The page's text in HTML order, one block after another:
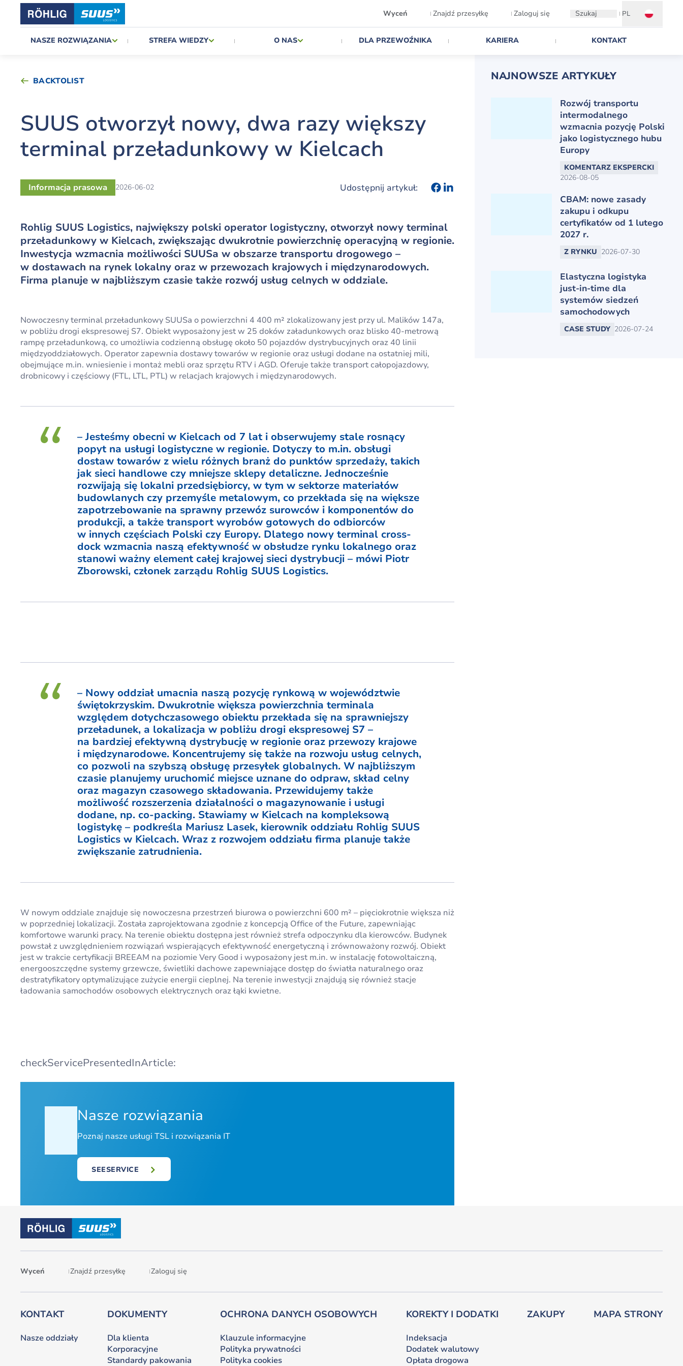
Wyceń Znajdź przesyłkę Zaloguj się Szukaj PL
NASZE ROZWIĄZANIA STREFA WIEDZY O NAS DLA PRZEWOŹNIKA KARIERA KONTAKT
BACKTOLIST
SUUS otworzył nowy, dwa razy większy
terminal przeładunkowy w Kielcach
Informacja prasowa 2026-06-02 Udostępnij artykuł:
Rohlig SUUS Logistics, największy polski operator logistyczny, otworzył nowy terminal
przeładunkowy w Kielcach, zwiększając dwukrotnie powierzchnię operacyjną w regionie.
Inwestycja wzmacnia możliwości SUUSa w obszarze transportu drogowego –
w dostawach na rynek lokalny oraz w przewozach krajowych i międzynarodowych.
Firma planuje w najbliższym czasie także rozwój usług celnych w oddziale.
Nowoczesny terminal przeładunkowy SUUSa o powierzchni 4 400 m² zlokalizowany jest przy ul. Malików 147a,
w pobliżu drogi ekspresowej S7. Obiekt wyposażony jest w 25 doków załadunkowych oraz blisko 40-metrową
rampę przeładunkową, co umożliwia codzienną obsługę około 50 pojazdów dystrybucyjnych oraz 40 linii
międzyoddziałowych. Operator zapewnia dostawy towarów w regionie oraz usługi dodane na ostatniej mili,
obejmujące m.in. wniesienie i montaż mebli oraz sprzętu RTV i AGD. Oferuje także transport całopojazdowy,
drobnicowy i częściowy (FTL, LTL, PTL) w relacjach krajowych i międzynarodowych.
– Jesteśmy obecni w Kielcach od 7 lat i obserwujemy stale rosnący
popyt na usługi logistyczne w regionie. Dotyczy to m.in. obsługi
dostaw towarów z wielu różnych branż do punktów sprzedaży, takich
jak sieci handlowe czy mniejsze sklepy detaliczne. Jednocześnie
rozwijają się lokalni przedsiębiorcy, w tym w sektorze materiałów
budowlanych czy przemyśle metalowym, co przekłada się na większe
zapotrzebowanie na sprawny przewóz surowców i komponentów do
produkcji, a także transport wyrobów gotowych do odbiorców
w innych częściach Polski czy Europy. Dlatego nowy terminal cross-
dock wzmacnia naszą efektywność w obsłudze rynku lokalnego oraz
stanowi ważny element całej krajowej sieci dystrybucji – mówi Piotr
Zborowski, członek zarządu Rohlig SUUS Logistics.
– Nowy oddział umacnia naszą pozycję rynkową w województwie
świętokrzyskim. Dwukrotnie większa powierzchnia terminala
względem dotychczasowego obiektu przekłada się na sprawniejszy
przeładunek, a lokalizacja w pobliżu drogi ekspresowej S7 –
na bardziej efektywną dystrybucję w regionie oraz przewozy krajowe
i międzynarodowe. Koncentrujemy się także na rozwoju usług celnych,
co pozwoli na szybszą obsługę przesyłek globalnych. W najbliższym
czasie planujemy uruchomić miejsce uznane do odpraw, skład celny
oraz magazyn czasowego składowania. Przewidujemy także
możliwość rozszerzenia działalności o magazynowanie i usługi
dodane, np. co-packing. Stawiamy w Kielcach na kompleksową
logistykę – podkreśla Mariusz Lasek, kierownik oddziału Rohlig SUUS
Logistics w Kielcach. Wraz z rozwojem oddziału firma planuje także
zwiększanie zatrudnienia.
W nowym oddziale znajduje się nowoczesna przestrzeń biurowa o powierzchni 600 m² – pięciokrotnie większa niż
w poprzedniej lokalizacji. Została zaprojektowana zgodnie z koncepcją Office of the Future, zapewniając
komfortowe warunki pracy. Na terenie obiektu dostępna jest również strefa odpoczynku dla kierowców. Budynek
powstał z uwzględnieniem rozwiązań wspierających efektywność energetyczną i zrównoważony rozwój. Obiekt
jest w trakcie certyfikacji BREEAM na poziomie Very Good i wyposażony jest m.in. w instalację fotowoltaiczną,
energooszczędne systemy grzewcze, świetliki dachowe zapewniające dostęp do światła naturalnego oraz
destratyfikatory optymalizujące zużycie energii cieplnej. Na terenie inwestycji znajdują się również stacje
ładowania samochodów osobowych elektrycznych oraz łąki kwietne.
checkServicePresentedInArticle:
Nasze rozwiązania
Poznaj nasze usługi TSL i rozwiązania IT
SEESERVICE
NAJNOWSZE ARTYKUŁY
Rozwój transportu
intermodalnego
wzmacnia pozycję Polski
jako logistycznego hubu
Europy
KOMENTARZ EKSPERCKI
2026-08-05
CBAM: nowe zasady
zakupu i odkupu
certyfikatów od 1 lutego
2027 r.
Z RYNKU 2026-07-30
Elastyczna logistyka
just-in-time dla
systemów siedzeń
samochodowych
CASE STUDY 2026-07-24
Wyceń Znajdź przesyłkę Zaloguj się
KONTAKT
Nasze oddziały
DOKUMENTY
Dla klienta
Korporacyjne
Standardy pakowania
OCHRONA DANYCH OSOBOWYCH
Klauzule informacyjne
Polityka prywatności
Polityka cookies
KOREKTY I DODATKI
Indeksacja
Dodatek walutowy
Opłata drogowa
ZAKUPY MAPA STRONY